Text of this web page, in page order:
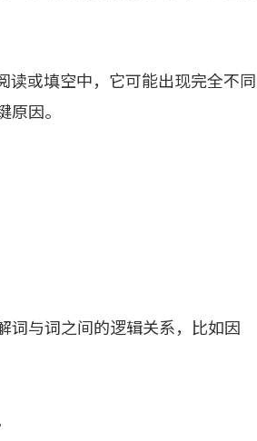
读或填空中，它可能出现完全不同
因。
词与词之间的逻辑关系，比如因